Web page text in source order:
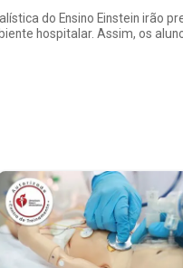
do Ensino Einstein
hospitalar. Assim, os